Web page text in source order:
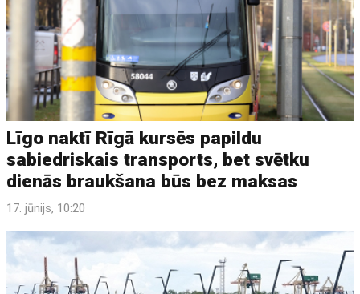
Līgo naktī Rīgā kursēs papildu
sabiedriskais transports, bet svētku
dienās braukšana būs bez maksas
17. jūnijs, 10:20